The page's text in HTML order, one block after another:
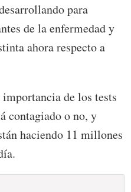
para
de la enfermedad y
ahora respecto a
de los tests
contagiado o no, y
haciendo 11 millones